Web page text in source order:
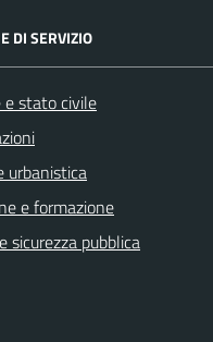
DI SERVIZIO
e stato civile
urbanistica
e formazione
sicurezza pubblica